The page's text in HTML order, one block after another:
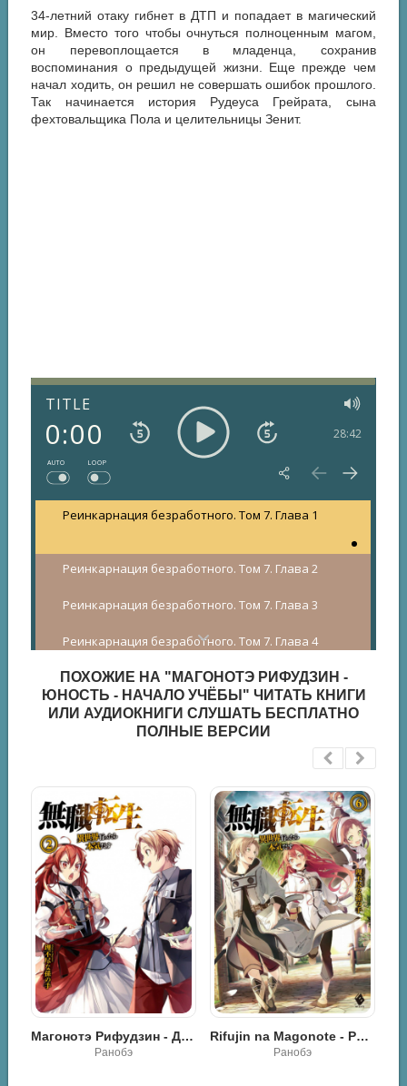
34-летний отаку гибнет в ДТП и попадает в магический
мир. Вместо того чтобы очнуться полноценным магом,
он перевоплощается в младенца, сохранив
воспоминания о предыдущей жизни. Еще прежде чем
начал ходить, он решил не совершать ошибок прошлого.
Так начинается история Рудеуса Грейрата, сына
фехтовальщика Пола и целительницы Зенит.
TITLE
0:00 28:42
AUTO LOOP
Реинкарнация безработного. Том 7. Глава 1
Реинкарнация безработного. Том 7. Глава 2
Реинкарнация безработного. Том 7. Глава 3
Реинкарнация безработного. Том 7. Глава 4
Реинкарнация безработного. Том 7. Глава 5
Реинкарнация безработного. Том 7. Глава 6
ПОХОЖИЕ НА "МАГОНОТЭ РИФУДЗИН -
ЮНОСТЬ - НАЧАЛО УЧЁБЫ" ЧИТАТЬ КНИГИ
ИЛИ АУДИОКНИГИ СЛУШАТЬ БЕСПЛАТНО
ПОЛНЫЕ ВЕРСИИ
Магонотэ Рифудзин - Детство - Домашний учитель
Ранобэ
Rifujin na Magonote - Реинкарнация безработного - Reincarnation of the unemployed - Mushoku Tensei
Ранобэ